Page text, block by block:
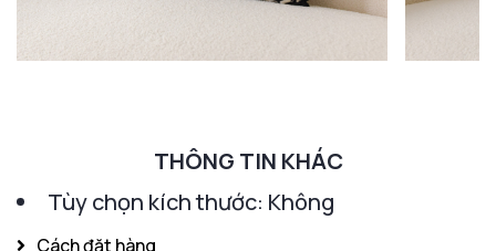
THÔNG TIN KHÁC
Tùy chọn kích thước: Không
Cách đặt hàng